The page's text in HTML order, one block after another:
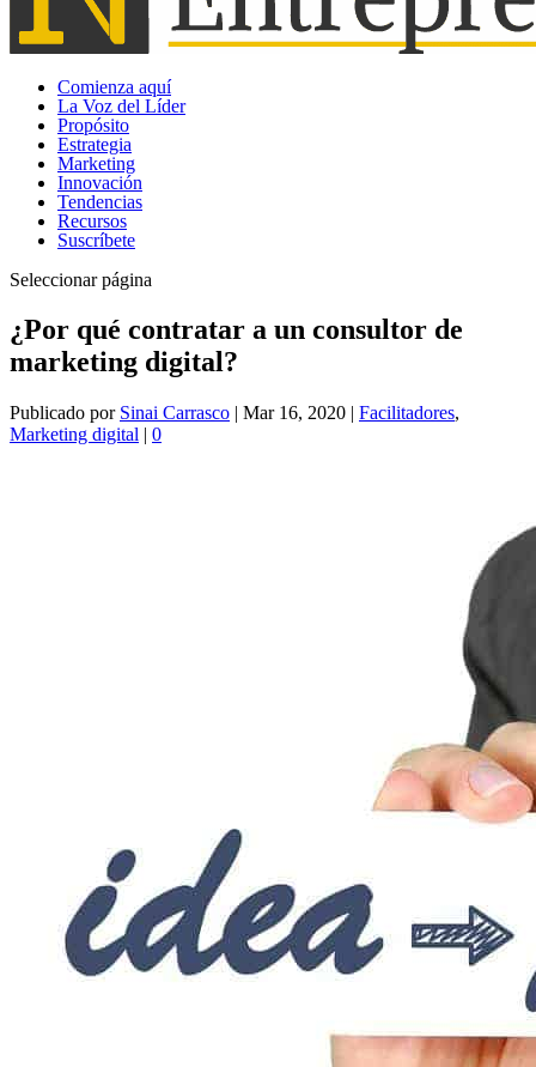
Comienza aquí
La Voz del Líder
Propósito
Estrategia
Marketing
Innovación
Tendencias
Recursos
Suscríbete
Seleccionar página
¿Por qué contratar a un consultor de
marketing digital?
Publicado por Sinai Carrasco | Mar 16, 2020 | Facilitadores,
Marketing digital | 0